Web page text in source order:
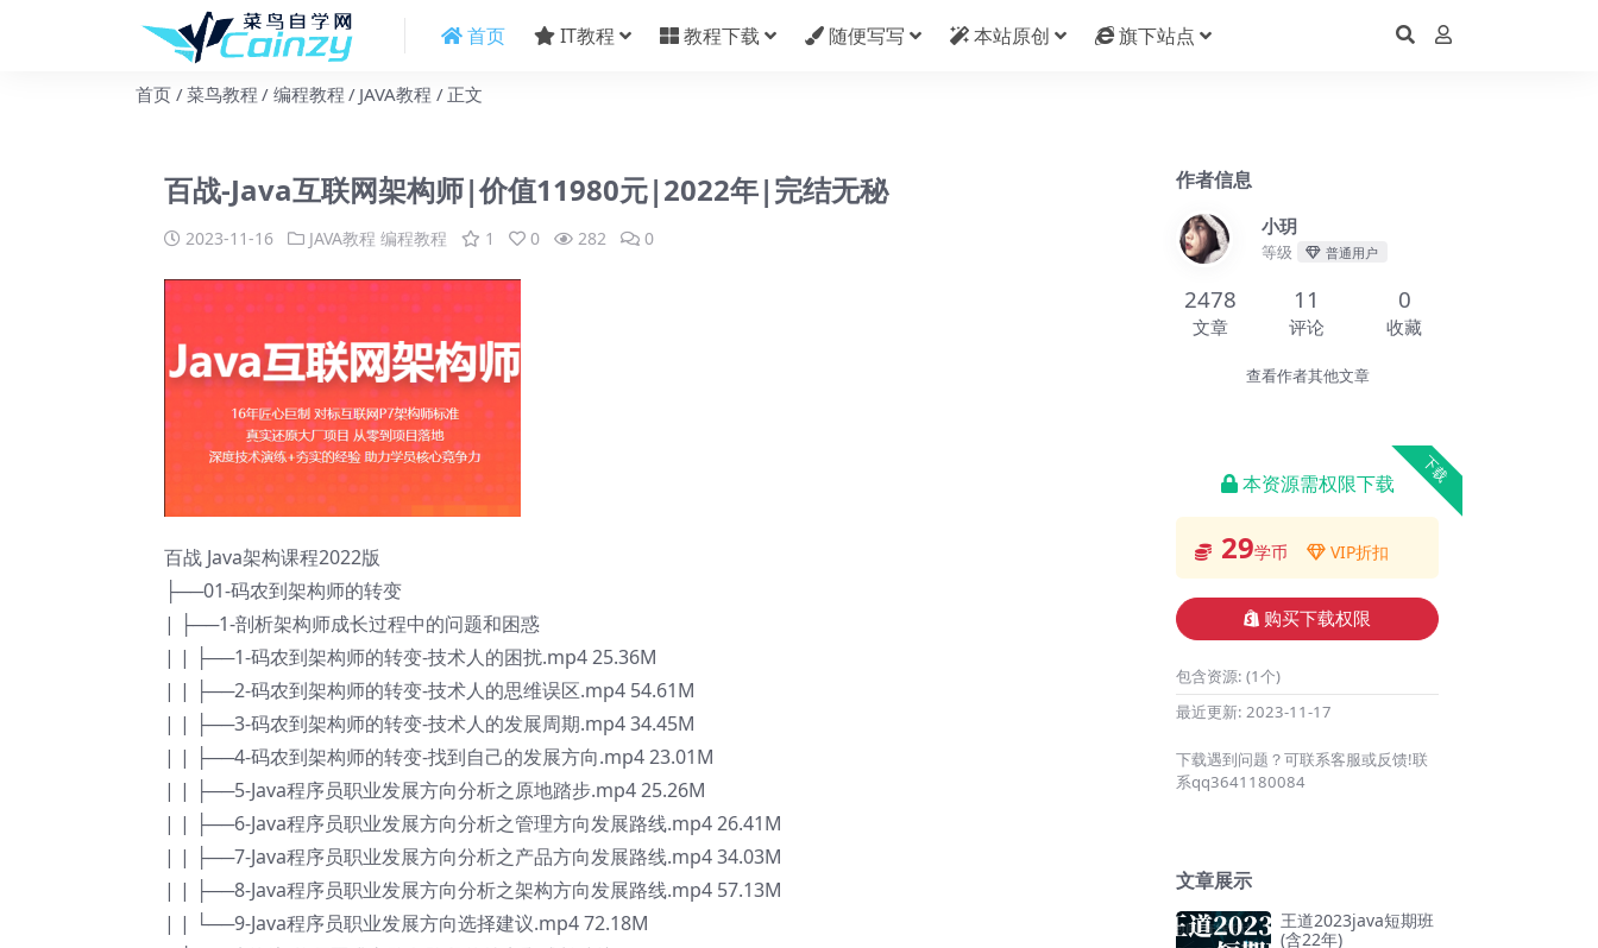
首页 IT教程 教程下载 随便写写 本站原创 旗下站点
首页 菜鸟教程 编程教程 JAVA教程 正文
百战-Java互联网架构师|价值11980元|2022年|完结无秘
2023-11-16 JAVA教程 编程教程 1 0 282 0
百战 Java架构课程2022版
├──01-码农到架构师的转变
| ├──1-剖析架构师成长过程中的问题和困惑
| | ├──1-码农到架构师的转变-技术人的困扰.mp4 25.36M
| | ├──2-码农到架构师的转变-技术人的思维误区.mp4 54.61M
| | ├──3-码农到架构师的转变-技术人的发展周期.mp4 34.45M
| | ├──4-码农到架构师的转变-找到自己的发展方向.mp4 23.01M
| | ├──5-Java程序员职业发展方向分析之原地踏步.mp4 25.26M
| | ├──6-Java程序员职业发展方向分析之管理方向发展路线.mp4 26.41M
| | ├──7-Java程序员职业发展方向分析之产品方向发展路线.mp4 34.03M
| | ├──8-Java程序员职业发展方向分析之架构方向发展路线.mp4 57.13M
| | └──9-Java程序员职业发展方向选择建议.mp4 72.18M
作者信息
小玥
等级 普通用户
2478
文章
11
评论
0
收藏
查看作者其他文章
下载
本资源需权限下载
29学币 VIP折扣
购买下载权限
包含资源: (1个)
最近更新: 2023-11-17
下载遇到问题？可联系客服或反馈!联
系qq3641180084
文章展示
王道2023java短期班
(含22年)